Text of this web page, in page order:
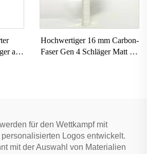
aus
Hochwertiger 16 mm Carbon-
Faser Gen 4 Schläger Matt für
für den Wettkampf mit
Logos entwickelt.
mit der Auswahl von Materialien